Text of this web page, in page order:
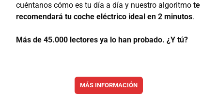
cuéntanos cómo es tu día a día y nuestro algoritmo te
recomendará tu coche eléctrico ideal en 2 minutos.
Más de 45.000 lectores ya lo han probado. ¿Y tú?
MÁS INFORMACIÓN